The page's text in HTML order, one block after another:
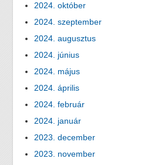
2024. október
2024. szeptember
2024. augusztus
2024. június
2024. május
2024. április
2024. február
2024. január
2023. december
2023. november